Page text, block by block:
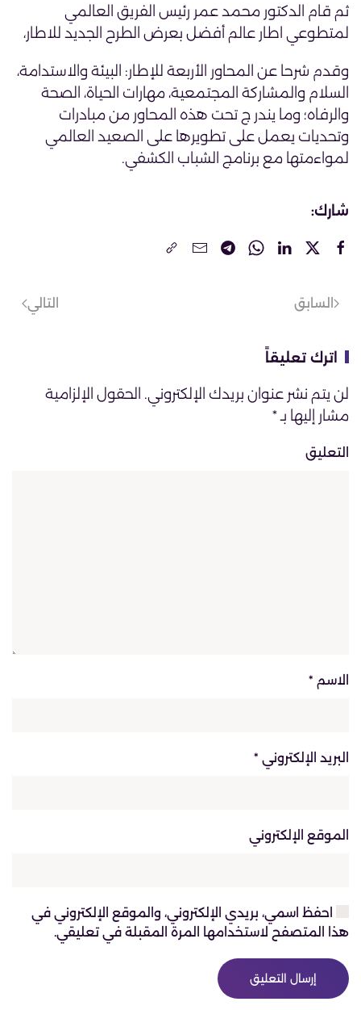
ثم قام الدكتور محمد عمر رئيس الفريق العالمي
لمتطوعي اطار عالم أفضل بعرض الطرح الجديد للاطار،
وقدم شرحا عن المحاور الأربعة للإطار: البيئة والاستدامة،
السلام والمشاركة المجتمعية، مهارات الحياة، الصحة
والرفاه؛ وما يندر ج تحت هذه المحاور من مبادرات
وتحديات يعمل على تطويرها على الصعيد العالمي
لمواءمتها مع برنامج الشباب الكشفي.
شارك:
السابق التالي
اترك تعليقاً
لن يتم نشر عنوان بريدك الإلكتروني. الحقول الإلزامية
مشار إليها بـ*
التعليق
الاسم *
البريد الإلكتروني *
الموقع الإلكتروني
احفظ اسمي، بريدي الإلكتروني، والموقع الإلكتروني في
هذا المتصفح لاستخدامها المرة المقبلة في تعليقي.
إرسال التعليق